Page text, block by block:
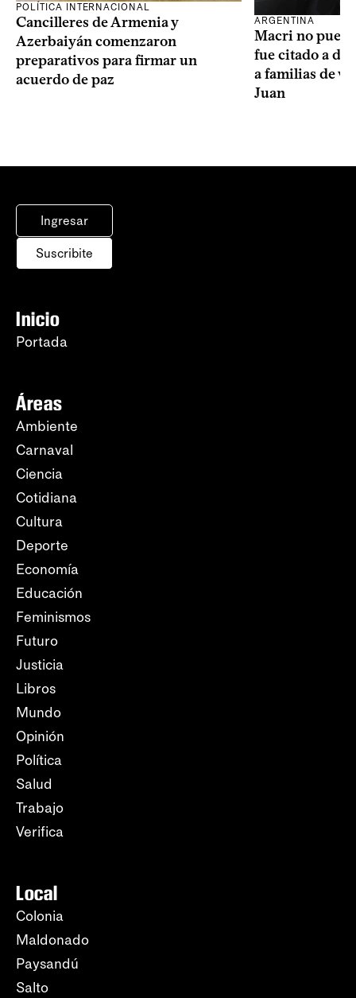
POLÍTICA INTERNACIONAL
Cancilleres de Armenia y
Azerbaiyán comenzaron
preparativos para firmar un
acuerdo de paz
ARGENTINA
Macri no
fue citado a
a familias de
Juan
Ingresar
Suscribite
Inicio
Portada
Áreas
Ambiente
Carnaval
Ciencia
Cotidiana
Cultura
Deporte
Economía
Educación
Feminismos
Futuro
Justicia
Libros
Mundo
Opinión
Política
Salud
Trabajo
Verifica
Local
Colonia
Maldonado
Paysandú
Salto